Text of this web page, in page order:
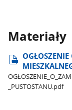
Materiały
_PUSTOSTANU.pdf